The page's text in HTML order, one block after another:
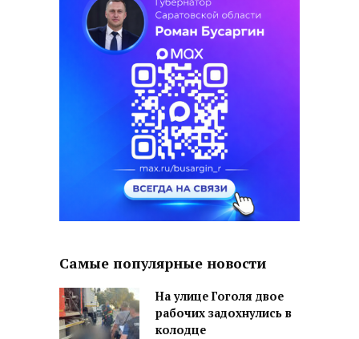
Самые популярные новости
На улице Гоголя двое
рабочих задохнулись в
колодце